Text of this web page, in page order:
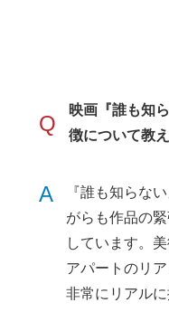
Q
映画『誰も知
徴について教
A
『誰も知らな
がらも作品の
しています。
アパートのリ
非常にリアルに